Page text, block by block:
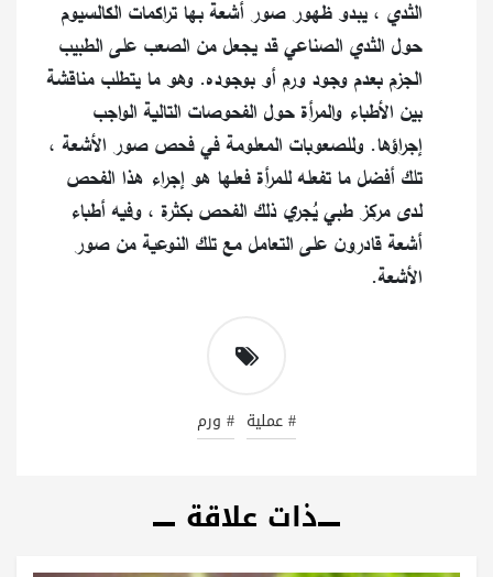
الثدي ، يبدو ظهور صور أشعة بها تراكمات الكالسيوم
حول الثدي الصناعي قد يجعل من الصعب على الطبيب
الجزم بعدم وجود ورم أو بوجوده. وهو ما يتطلب مناقشة
بين الأطباء والمرأة حول الفحوصات التالية الواجب
إجراؤها. وللصعوبات المعلومة في فحص صور الأشعة ،
تلك أفضل ما تفعله للمرأة فعلها هو إجراء هذا الفحص
لدى مركز طبي يُجري ذلك الفحص بكثرة ، وفيه أطباء
أشعة قادرون على التعامل مع تلك النوعية من صور
الأشعة.
# عملية # ورم
ذات علاقة